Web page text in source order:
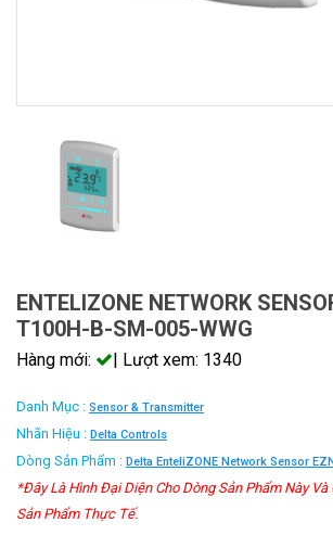
ENTELIZONE NETWORK
T100H-B-SM-005-WWG
Hàng mới: | Lượt xem: 1340
Danh Mục : Sensor & Transmitter
Nhãn Hiệu : Delta Controls
Dòng Sản Phẩm : Delta EnteliZONE Network Sensor
*Đây Là Hình Đại Diện Cho Dòng Sản Phẩm Này Và
Sản Phẩm Thực Tế.